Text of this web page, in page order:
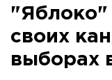
"Яблоко"
своих
выборах